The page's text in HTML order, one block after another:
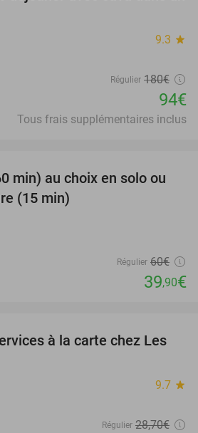
9.3 star
Régulier 180€
94€
Tous frais supplémentaires inclus
34%
min) au choix en solo ou
(15 min)
Régulier 60€
39,90€
31%
à la carte chez Les
9.7 star
Régulier 28,70€